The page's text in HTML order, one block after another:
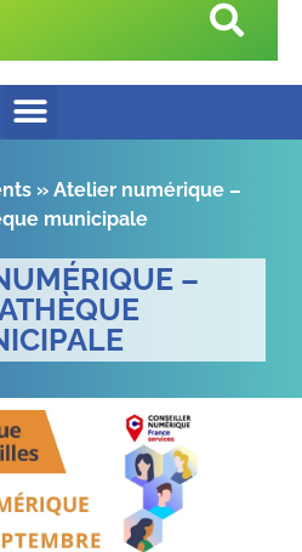
» Atelier numérique –
municipale
–